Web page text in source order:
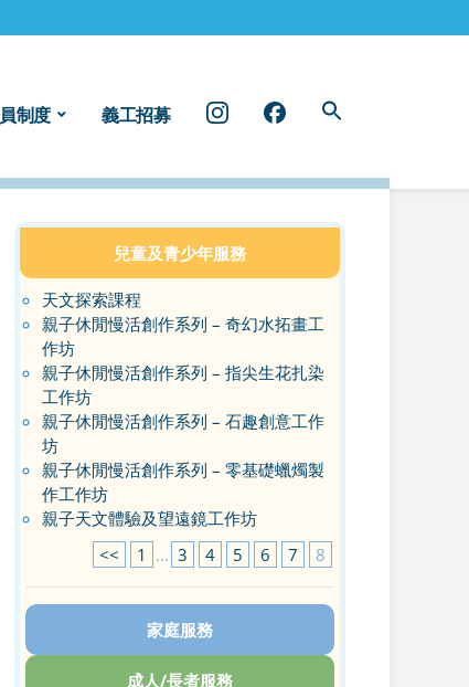
制度 義工招募 instragramfacebook
兒童及青少年服務
天文探索課程
親子休閒慢活創作系列 – 奇幻水拓畫工
作坊
親子休閒慢活創作系列 – 指尖生花扎染
工作坊
親子休閒慢活創作系列 – 石趣創意工作
坊
親子休閒慢活創作系列 – 零基礎蠟燭製
作工作坊
親子天文體驗及望遠鏡工作坊
<<
1 ... 3 4 5 6 7 8
家庭服務
成人/長者服務